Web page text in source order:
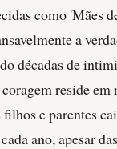
como 'Mães
a
décadas de
reside em
e parentes
ano, apesar